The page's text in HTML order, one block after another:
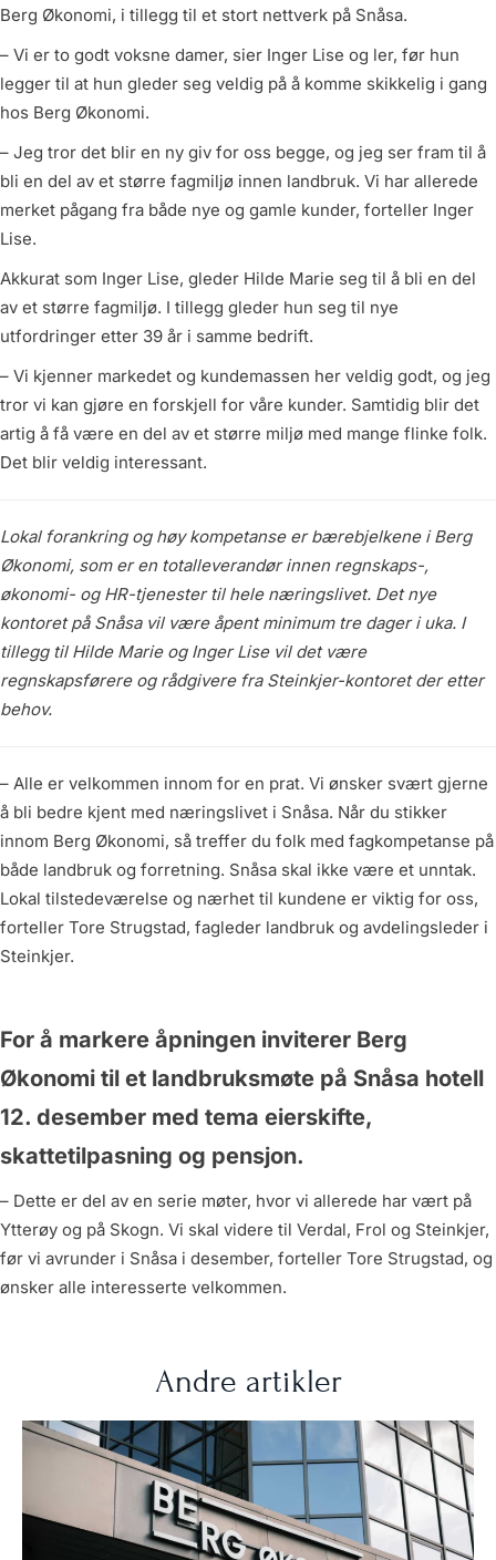
Berg Økonomi, i tillegg til et stort nettverk på Snåsa.
– Vi er to godt voksne damer, sier Inger Lise og ler, før hun
legger til at hun gleder seg veldig på å komme skikkelig i gang
hos Berg Økonomi.
– Jeg tror det blir en ny giv for oss begge, og jeg ser fram til å
bli en del av et større fagmiljø innen landbruk. Vi har allerede
merket pågang fra både nye og gamle kunder, forteller Inger
Lise.
Akkurat som Inger Lise, gleder Hilde Marie seg til å bli en del
av et større fagmiljø. I tillegg gleder hun seg til nye
utfordringer etter 39 år i samme bedrift.
– Vi kjenner markedet og kundemassen her veldig godt, og jeg
tror vi kan gjøre en forskjell for våre kunder. Samtidig blir det
artig å få være en del av et større miljø med mange flinke folk.
Det blir veldig interessant.
Lokal forankring og høy kompetanse er bærebjelkene i Berg
Økonomi, som er en totalleverandør innen regnskaps-,
økonomi- og HR-tjenester til hele næringslivet. Det nye
kontoret på Snåsa vil være åpent minimum tre dager i uka. I
tillegg til Hilde Marie og Inger Lise vil det være
regnskapsførere og rådgivere fra Steinkjer-kontoret der etter
behov.
– Alle er velkommen innom for en prat. Vi ønsker svært gjerne
å bli bedre kjent med næringslivet i Snåsa. Når du stikker
innom Berg Økonomi, så treffer du folk med fagkompetanse på
både landbruk og forretning. Snåsa skal ikke være et unntak.
Lokal tilstedeværelse og nærhet til kundene er viktig for oss,
forteller Tore Strugstad, fagleder landbruk og avdelingsleder i
Steinkjer.
For å markere åpningen inviterer Berg
Økonomi til et landbruksmøte på Snåsa hotell
12. desember med tema eierskifte,
skattetilpasning og pensjon.
– Dette er del av en serie møter, hvor vi allerede har vært på
Ytterøy og på Skogn. Vi skal videre til Verdal, Frol og Steinkjer,
før vi avrunder i Snåsa i desember, forteller Tore Strugstad, og
ønsker alle interesserte velkommen.
Andre artikler